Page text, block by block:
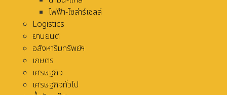
ไฟฟ้า-โซล่าร์เซลล์
Logistics
ยานยนต์
อสังหาริมทรัพย์ฯ
เกษตร
เศรษฐกิจ
เศรษฐกิจทั่วไป